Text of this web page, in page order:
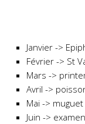
Janvier ->
Février -> St
Mars ->
Avril ->
Mai -> muguet
Juin ->